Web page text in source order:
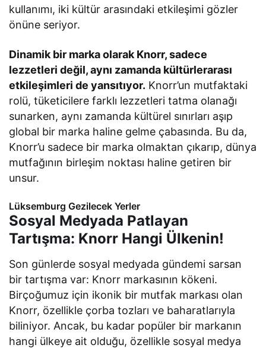
kullanımı, iki kültür arasındaki etkileşimi gözler
önüne seriyor.
Dinamik bir marka olarak Knorr, sadece
lezzetleri değil, aynı zamanda kültürlerarası
etkileşimleri de yansıtıyor. Knorr’un mutfaktaki
rolü, tüketicilere farklı lezzetleri tatma olanağı
sunarken, aynı zamanda kültürel sınırları aşıp
global bir marka haline gelme çabasında. Bu da,
Knorr’u sadece bir marka olmaktan çıkarıp, dünya
mutfağının birleşim noktası haline getiren bir
unsur.
Lüksemburg Gezilecek Yerler
Sosyal Medyada Patlayan
Tartışma: Knorr Hangi Ülkenin!
Son günlerde sosyal medyada gündemi sarsan
bir tartışma var: Knorr markasının kökeni.
Birçoğumuz için ikonik bir mutfak markası olan
Knorr, özellikle çorba tozları ve baharatlarıyla
biliniyor. Ancak, bu kadar popüler bir markanın
hangi ülkeye ait olduğu, özellikle sosyal medya